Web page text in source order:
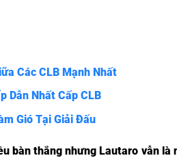
Các CLB Mạnh Nhất
Dẫn Nhất Cấp CLB
Gió Tại Giải Đấu
bàn thắng nhưng Lautaro vẫn